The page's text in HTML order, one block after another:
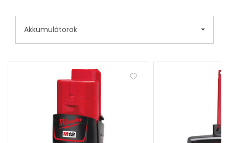
Akkumulátorok